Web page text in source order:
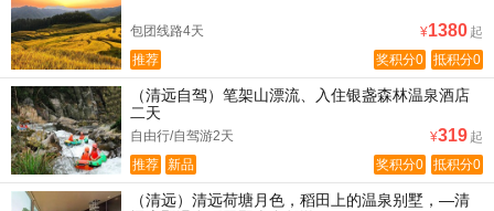
包团线路4天 ¥1380 起
抵积分0
奖积分0
推荐
（清远自驾）笔架山漂流、入住银盏森林温泉酒店
二天
自由行/自驾游2天 ¥319 起
抵积分0
奖积分0
推荐 新品
（清远）清远荷塘月色，稻田上的温泉别墅，—清